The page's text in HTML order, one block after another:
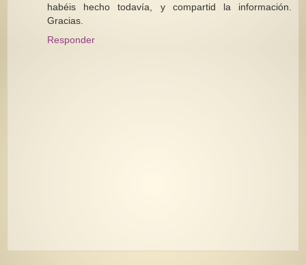
habéis hecho todavía, y compartid la información.
Gracias.
Responder